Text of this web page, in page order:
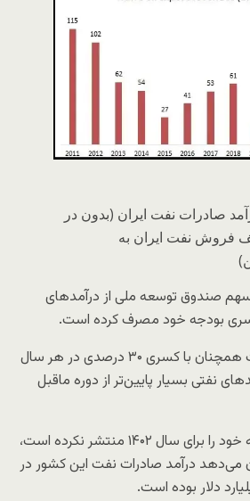
صادرات نفت ایران (بدون در
فروش نفت ایران به
صندوق توسعه ملی از درآمدهای
کسری بودجه خود مصرف کرده است.
باوجود این، بودجه دولت همچنان با کسری ۳۰ درصدی در هر سال
نفتی بسیار پایین‌تر از دوره ماقبل
اوپک هنوز گزارش سالانه خود را برای سال ۱۴۰۲ منتشر نکرده است،
می‌دهد درآمد صادرات نفت این کشور در